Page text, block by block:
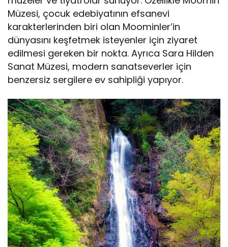
Müzesi, çocuk edebiyatının efsanevi
karakterlerinden biri olan Moominler’in
dünyasını keşfetmek isteyenler için ziyaret
edilmesi gereken bir nokta. Ayrıca Sara Hilden
Sanat Müzesi, modern sanatseverler için
benzersiz sergilere ev sahipliği yapıyor.